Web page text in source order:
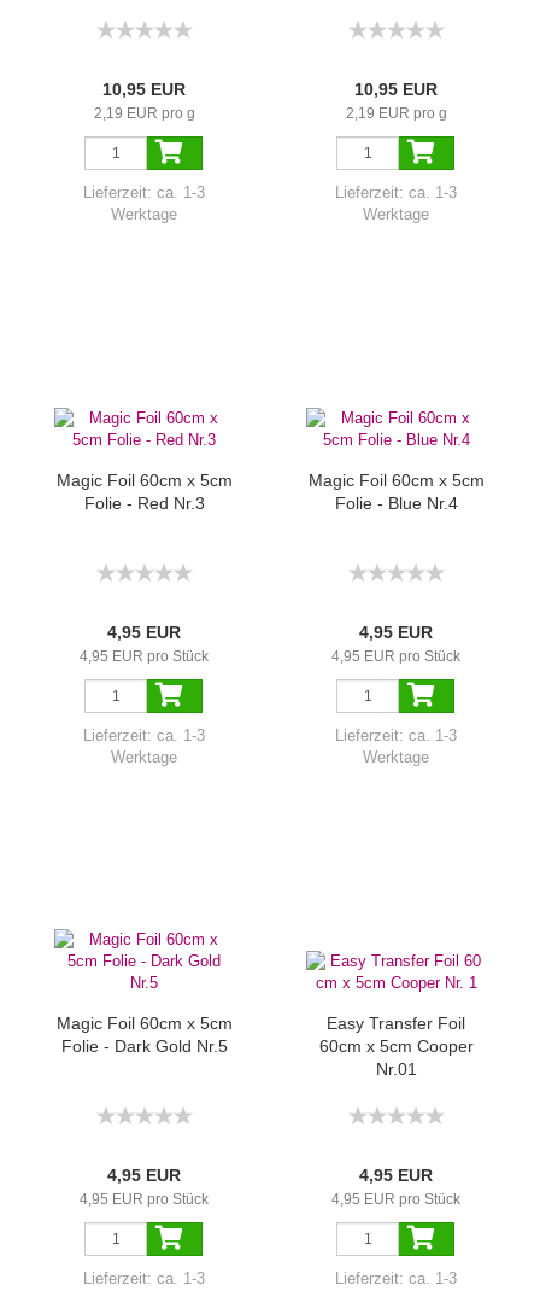
10,95 EUR
2,19 EUR pro g
Lieferzeit: ca. 1-3
Werktage
10,95 EUR
2,19 EUR pro g
Lieferzeit: ca. 1-3
Werktage
Magic Foil 60cm x 5cm
Folie - Red Nr.3
4,95 EUR
4,95 EUR pro Stück
Lieferzeit: ca. 1-3
Werktage
Magic Foil 60cm x 5cm
Folie - Blue Nr.4
4,95 EUR
4,95 EUR pro Stück
Lieferzeit: ca. 1-3
Werktage
Magic Foil 60cm x 5cm
Folie - Dark Gold Nr.5
4,95 EUR
4,95 EUR pro Stück
Lieferzeit: ca. 1-3
Easy Transfer Foil
60cm x 5cm Cooper
Nr.01
4,95 EUR
4,95 EUR pro Stück
Lieferzeit: ca. 1-3